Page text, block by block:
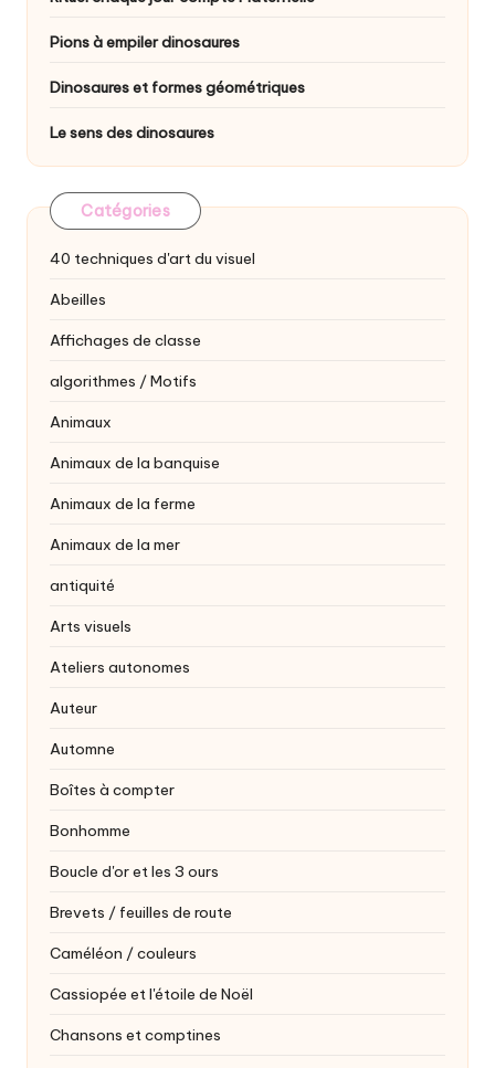
Pions à empiler dinosaures
Dinosaures et formes géométriques
Le sens des dinosaures
Catégories
40 techniques d'art du visuel
Abeilles
Affichages de classe
algorithmes / Motifs
Animaux
Animaux de la banquise
Animaux de la ferme
Animaux de la mer
antiquité
Arts visuels
Ateliers autonomes
Auteur
Automne
Boîtes à compter
Bonhomme
Boucle d'or et les 3 ours
Brevets / feuilles de route
Caméléon / couleurs
Cassiopée et l'étoile de Noël
Chansons et comptines